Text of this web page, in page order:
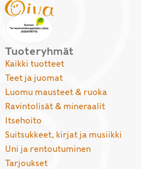
Tuoteryhmät
Kaikki tuotteet
Teet ja juomat
Luomu mausteet & ruoka
Ravintolisät & mineraalit
Itsehoito
Suitsukkeet, kirjat ja musiikki
Uni ja rentoutuminen
Tarjoukset